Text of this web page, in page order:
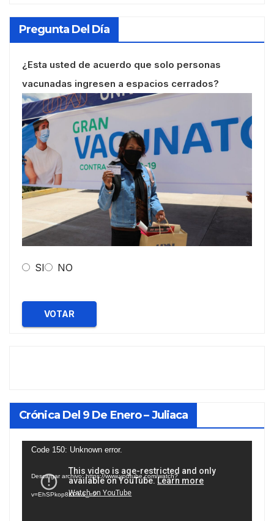
Pregunta Del Día
¿Esta usted de acuerdo que solo personas
vacunadas ingresen a espacios cerrados?
SI NO
VOTAR
Crónica Del 9 De Enero – Juliaca
Reproductor
vídeo
Code 150: Unknown error.
Descargar archivo: https://www.youtube.com/watch?
v=EhSPkop8KPY&_=2